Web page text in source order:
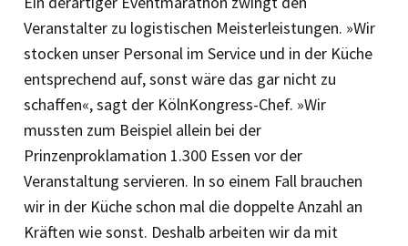
Veranstalter zu logistischen Meisterleistungen. »Wir
stocken unser Personal im Service und in der Küche
entsprechend auf, sonst wäre das gar nicht zu
schaffen«, sagt der KölnKongress-Chef. »Wir
mussten zum Beispiel allein bei der
Prinzenproklamation 1.300 Essen vor der
Veranstaltung servieren. In so einem Fall brauchen
wir in der Küche schon mal die doppelte Anzahl an
Kräften wie sonst. Deshalb arbeiten wir da mit